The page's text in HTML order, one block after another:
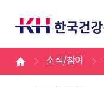
소식/참여